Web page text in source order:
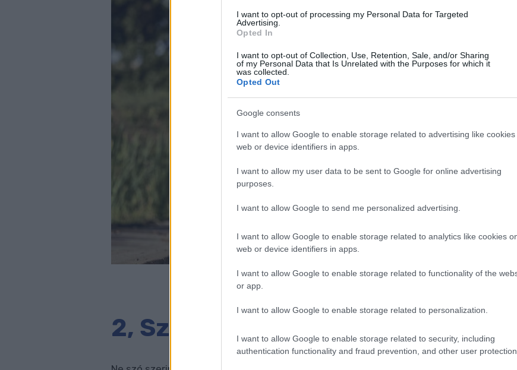
I want to opt-out of processing my Personal Data for Targeted
Advertising.
Opted In
I want to opt-out of Collection, Use, Retention, Sale, and/or Sharing
of my Personal Data that Is Unrelated with the Purposes for which it
was collected.
Opted Out
Google consents
I want to allow Google to enable storage related to advertising like cookies
web or device identifiers in apps.
I want to allow my user data to be sent to Google for online advertising
purposes.
I want to allow Google to send me personalized advertising.
I want to allow Google to enable storage related to analytics like cookies
web or device identifiers in apps.
I want to allow Google to enable storage related to functionality of the
or app.
I want to allow Google to enable storage related to personalization.
I want to allow Google to enable storage related to security, including
authentication functionality and fraud prevention, and other user protection.
2, Szamár rúgás.